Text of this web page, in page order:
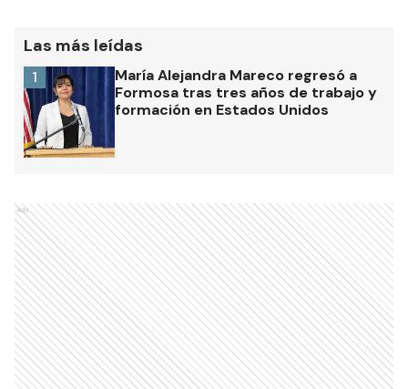
Las más leídas
María Alejandra Mareco regresó a
Formosa tras tres años de trabajo y
formación en Estados Unidos
1
Ads